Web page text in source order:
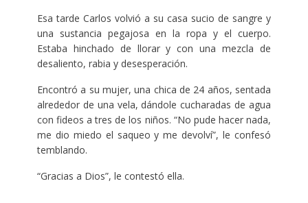
Esa tarde Carlos volvió a su casa sucio de sangre y
una sustancia pegajosa en la ropa y el cuerpo.
Estaba hinchado de llorar y con una mezcla de
desaliento, rabia y desesperación.
Encontró a su mujer, una chica de 24 años, sentada
alrededor de una vela, dándole cucharadas de agua
con fideos a tres de los niños. “No pude hacer nada,
me dio miedo el saqueo y me devolví”, le confesó
temblando.
“Gracias a Dios”, le contestó ella.